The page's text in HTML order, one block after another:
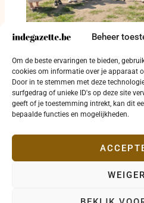
Beheer
Om de beste ervaringen te bieden,
cookies om informatie over je apparaat
Door in te stemmen met deze
surfgedrag of unieke ID's op deze site
geeft of je toestemming intrekt, kan dit
bepaalde functies en mogelijkheden.
‘Free Lee Man-hee’
Parlement in Brussel
1 augustus 2026
Copyright © 2026